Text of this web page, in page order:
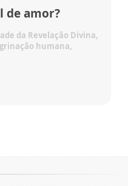
de amor?
da Revelação Divina,
humana,